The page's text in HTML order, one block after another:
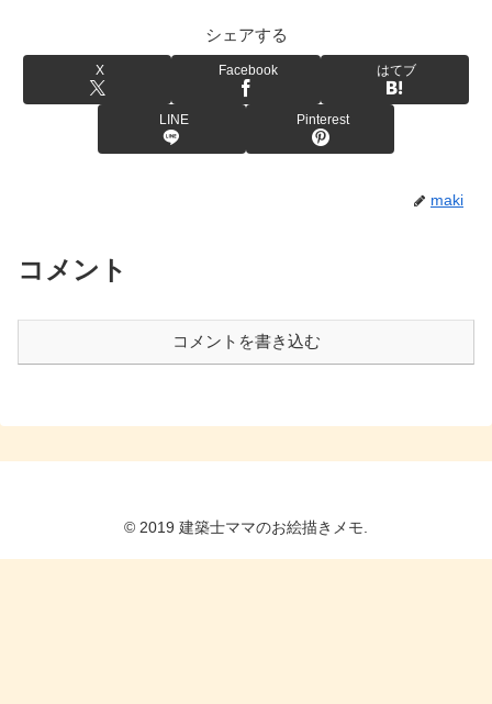
シェアする
X Facebook はてブ
LINE Pinterest
maki
コメント
コメントを書き込む
© 2019 建築士ママのお絵描きメモ.